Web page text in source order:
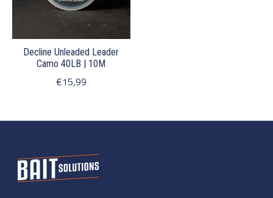
Decline Unleaded Leader
Camo 40LB | 10M
€15,99